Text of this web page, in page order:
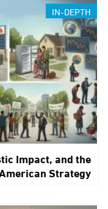
IN-DEPTH
Impact, and the
Strategy